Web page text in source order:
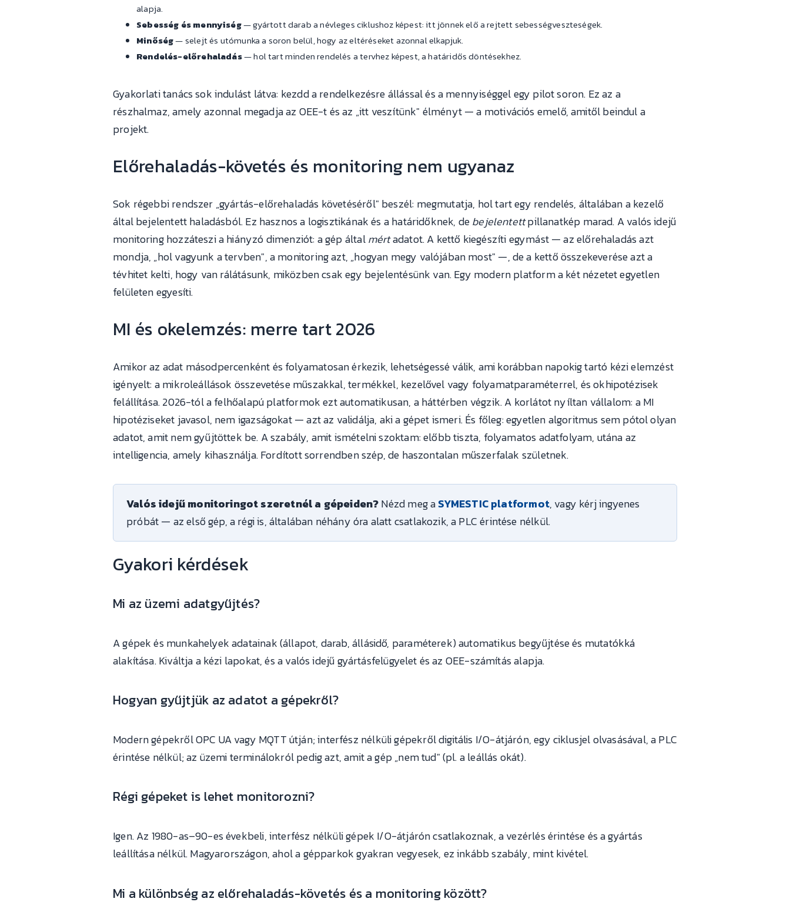
alapja.
Sebesség és mennyiség— gyártott darab a névleges ciklushoz képest: itt jönnek elő a rejtett sebességveszteségek.
Minőség— selejt és utómunka a soron belül, hogy az eltéréseket azonnal elkapjuk.
Rendelés-előrehaladás— hol tart minden rendelés a tervhez képest, a határidős döntésekhez.
Gyakorlati tanács sok indulást látva: kezdd a rendelkezésre állással és a mennyiséggel egy pilot soron. Ez az a
részhalmaz, amely azonnal megadja az OEE-t és az „itt veszítünk" élményt — a motivációs emelő, amitől beindul a
projekt.
Előrehaladás-követés és monitoring nem ugyanaz
Sok régebbi rendszer „gyártás-előrehaladás követéséről" beszél: megmutatja, hol tart egy rendelés, általában a kezelő
által bejelentett haladásból. Ez hasznos a logisztikának és a határidőknek, debejelentettpillanatkép marad. A valós idejű
monitoring hozzáteszi a hiányzó dimenziót: a gép általmértadatot. A kettő kiegészíti egymást — az előrehaladás azt
mondja, „hol vagyunk a tervben", a monitoring azt, „hogyan megy valójában most" —, de a kettő összekeverése azt a
tévhitet kelti, hogy van rálátásunk, miközben csak egy bejelentésünk van. Egy modern platform a két nézetet egyetlen
felületen egyesíti.
MI és okelemzés: merre tart 2026
Amikor az adat másodpercenként és folyamatosan érkezik, lehetségessé válik, ami korábban napokig tartó kézi elemzést
igényelt: a mikroleállások összevetése műszakkal, termékkel, kezelővel vagy folyamatparaméterrel, és okhipotézisek
felállítása. 2026-tól a felhőalapú platformok ezt automatikusan, a háttérben végzik. A korlátot nyíltan vállalom: a MI
hipotéziseket javasol, nem igazságokat — azt az validálja, aki a gépet ismeri. És főleg: egyetlen algoritmus sem pótol olyan
adatot, amit nem gyűjtöttek be. A szabály, amit ismételni szoktam: előbb tiszta, folyamatos adatfolyam, utána az
intelligencia, amely kihasználja. Fordított sorrendben szép, de haszontalan műszerfalak születnek.
Valós idejű monitoringot szeretnél a gépeiden?Nézd meg aSYMESTIC platformot, vagy kérj ingyenes
próbát — az első gép, a régi is, általában néhány óra alatt csatlakozik, a PLC érintése nélkül.
Gyakori kérdések
Mi az üzemi adatgyűjtés?
A gépek és munkahelyek adatainak (állapot, darab, állásidő, paraméterek) automatikus begyűjtése és mutatókká
alakítása. Kiváltja a kézi lapokat, és a valós idejű gyártásfelügyelet és az OEE-számítás alapja.
Hogyan gyűjtjük az adatot a gépekről?
Modern gépekről OPC UA vagy MQTT útján; interfész nélküli gépekről digitális I/O-átjárón, egy ciklusjel olvasásával, a PLC
érintése nélkül; az üzemi terminálokról pedig azt, amit a gép „nem tud" (pl. a leállás okát).
Régi gépeket is lehet monitorozni?
Igen. Az 1980-as–90-es évekbeli, interfész nélküli gépek I/O-átjárón csatlakoznak, a vezérlés érintése és a gyártás
leállítása nélkül. Magyarországon, ahol a gépparkok gyakran vegyesek, ez inkább szabály, mint kivétel.
Mi a különbség az előrehaladás-követés és a monitoring között?